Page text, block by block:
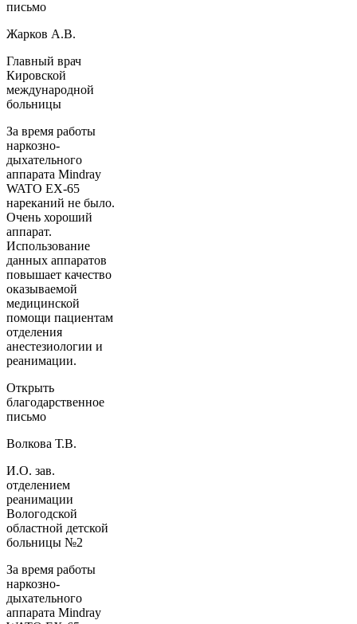
письмо
Жарков А.В.
Главный врач
Кировской
международной
больницы
За время работы
наркозно-
дыхательного
аппарата Mindray
WATO EX-65
нареканий не было.
Очень хороший
аппарат.
Использование
данных аппаратов
повышает качество
оказываемой
медицинской
помощи пациентам
отделения
анестезиологии и
реанимации.
Открыть
благодарственное
письмо
Волкова Т.В.
И.О. зав.
отделением
реанимации
Вологодской
областной детской
больницы №2
За время работы
наркозно-
дыхательного
аппарата Mindray